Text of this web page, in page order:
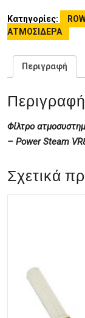
Κατηγορίες:
ΑΤΜΟΣΙΔΕΡΑ
Περιγραφή
Περιγραφή
Φίλτρο
– Power Steam
Σχετικά